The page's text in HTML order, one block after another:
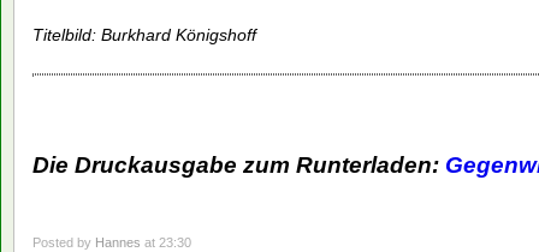
Titelbild: Burkhard Königshoff
Die Druckausgabe zum Runterladen:
Posted by Hannes at 23:30